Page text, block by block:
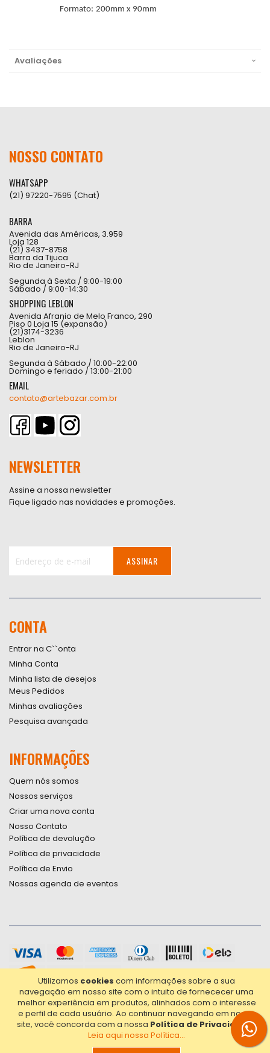
Utilizamos cookies com informações sobre a sua
navegação em nosso site com o intuito de fornececer uma
melhor experiência em produtos, alinhados com o interesse
e perfil de cada usuário. Ao continuar navegando em nosso
site, você concorda com a nossa Política de Privacidade.
Leia aqui nossa Política...
Formato: 200mm x 90mm
Avaliações
NOSSO CONTATO
WHATSAPP
(21) 97220-7595 (Chat)
BARRA
Avenida das Américas, 3.959
Loja 128
(21) 3437-8758
Barra da Tijuca
Rio de Janeiro-RJ
Segunda à Sexta / 9:00-19:00
Sábado / 9:00-14:30
SHOPPING LEBLON
Avenida Afranio de Melo Franco, 290
Piso 0 Loja 15 (expansão)
(21)3174-3236
Leblon
Rio de Janeiro-RJ
Segunda à Sábado / 10:00-22:00
Domingo e feriado / 13:00-21:00
EMAIL
contato@artebazar.com.br
NEWSLETTER
Assine a nossa newsletter
Fique ligado nas novidades e promoções.
Newsletter:
ASSINAR
CONTA
Entrar na C``onta
Minha Conta
Minha lista de desejos
Meus Pedidos
Minhas avaliações
Pesquisa avançada
INFORMAÇÕES
Quem nós somos
Nossos serviços
Criar uma nova conta
Nosso Contato
Política de devolução
Política de privacidade
Política de Envio
Nossas agenda de eventos
2021© Copyright Poligrafica Bazar Ltda- CNPJ 42.500.090/0001-